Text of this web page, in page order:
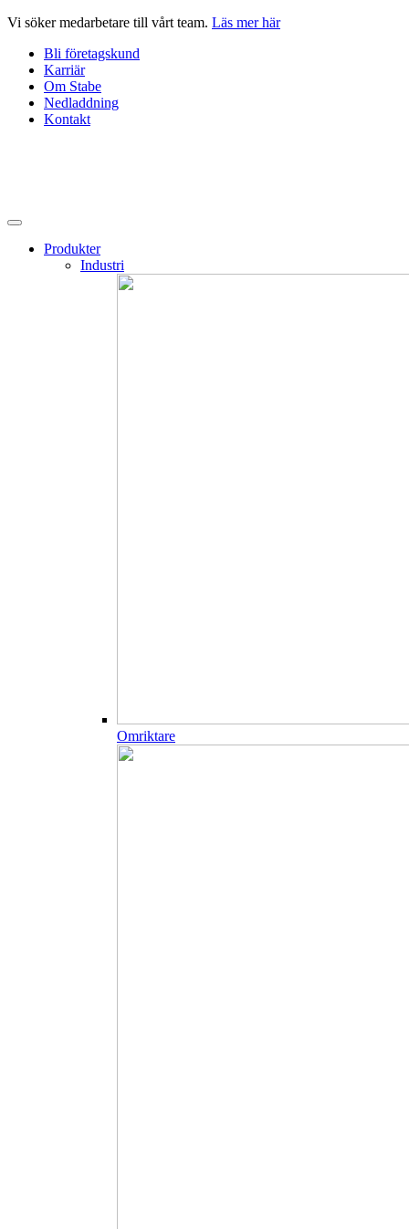
Hoppa
innehåll
Vi söker medarbetare till vårt team. Läs mer här
Bli företagskund
Karriär
Om Stabe
Nedladdning
Kontakt
Produkter
Industri
Omriktare